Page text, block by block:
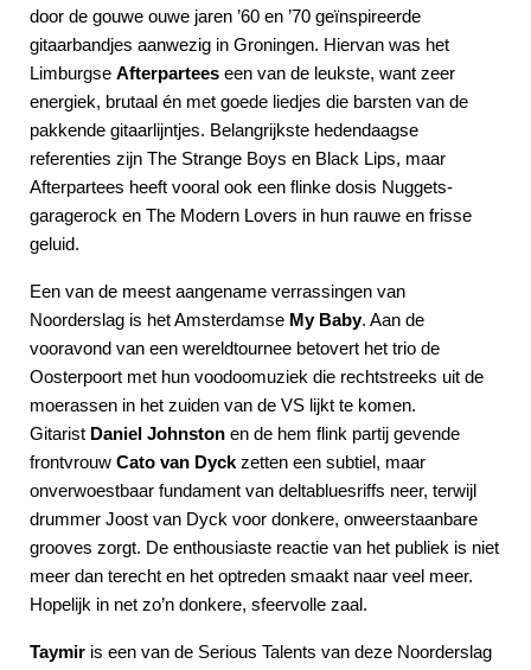
door de gouwe ouwe jaren ’60 en ’70 geïnspireerde
gitaarbandjes aanwezig in Groningen. Hiervan was het
Limburgse Afterpartees een van de leukste, want zeer
energiek, brutaal én met goede liedjes die barsten van de
pakkende gitaarlijntjes. Belangrijkste hedendaagse
referenties zijn The Strange Boys en Black Lips, maar
Afterpartees heeft vooral ook een flinke dosis Nuggets-
garagerock en The Modern Lovers in hun rauwe en frisse
geluid.
Een van de meest aangename verrassingen van
Noorderslag is het Amsterdamse My Baby. Aan de
vooravond van een wereldtournee betovert het trio de
Oosterpoort met hun voodoomuziek die rechtstreeks uit de
moerassen in het zuiden van de VS lijkt te komen.
Gitarist Daniel Johnston en de hem flink partij gevende
frontvrouw Cato van Dyck zetten een subtiel, maar
onverwoestbaar fundament van deltabluesriffs neer, terwijl
drummer Joost van Dyck voor donkere, onweerstaanbare
grooves zorgt. De enthousiaste reactie van het publiek is niet
meer dan terecht en het optreden smaakt naar veel meer.
Hopelijk in net zo’n donkere, sfeervolle zaal.
Taymir is een van de Serious Talents van deze Noorderslag